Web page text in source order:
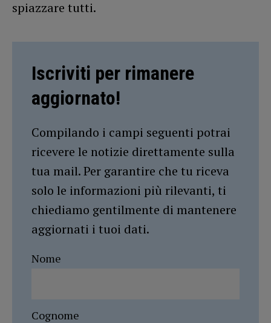
spiazzare tutti.
Iscriviti per rimanere
aggiornato!
Compilando i campi seguenti potrai
ricevere le notizie direttamente sulla
tua mail. Per garantire che tu riceva
solo le informazioni più rilevanti, ti
chiediamo gentilmente di mantenere
aggiornati i tuoi dati.
Nome
Cognome